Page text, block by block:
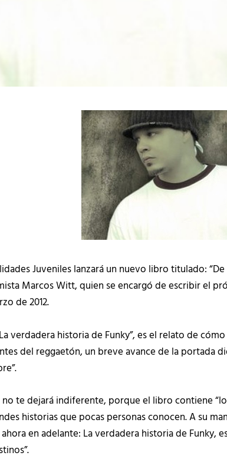
Juveniles lanzará un nuevo libro titulado:
Marcos Witt, quien se encargó de escribir el
de 2012.
verdadera historia de Funky”, es el relato de
del reggaetón, un breve avance de la portada
no te dejará indiferente, porque el libro contiene
historias que pocas personas conocen. A su
ahora en adelante: La verdadera historia de